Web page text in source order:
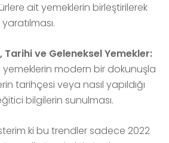
ait yemeklerin birleştirilerek
Tarihi ve Geleneksel Yemekler:
yemeklerin modern bir dokunuşla
tarihçesi veya nasıl yapıldığı
bilgilerin sunulması.
ki bu trendler sadece 2022